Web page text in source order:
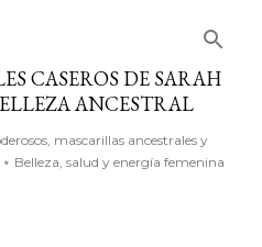
CASEROS DE SARAH
ANCESTRAL
mascarillas ancestrales y
Belleza, salud y energía femenina